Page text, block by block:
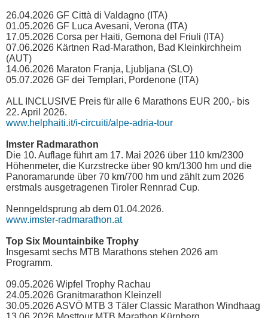
26.04.2026 GF Città di Valdagno (ITA)
01.05.2026 GF Luca Avesani, Verona (ITA)
17.05.2026 Corsa per Haiti, Gemona del Friuli (ITA)
07.06.2026 Kärtnen Rad-Marathon, Bad Kleinkirchheim
(AUT)
14.06.2026 Maraton Franja, Ljubljana (SLO)
05.07.2026 GF dei Templari, Pordenone (ITA)
ALL INCLUSIVE Preis für alle 6 Marathons EUR 200,- bis
22. April 2026.
www.helphaiti.it/i-circuiti/alpe-adria-tour
Imster Radmarathon
Die 10. Auflage führt am 17. Mai 2026 über 110 km/2300
Höhenmeter, die Kurzstrecke über 90 km/1300 hm und die
Panoramarunde über 70 km/700 hm und zählt zum 2026
erstmals ausgetragenen Tiroler Rennrad Cup.
Nenngeldsprung ab dem 01.04.2026.
www.imster-radmarathon.at
Top Six Mountainbike Trophy
Insgesamt sechs MTB Marathons stehen 2026 am
Programm.
09.05.2026 Wipfel Trophy Rachau
24.05.2026 Granitmarathon Kleinzell
30.05.2026 ASVÖ MTB 3 Täler Classic Marathon Windhaag